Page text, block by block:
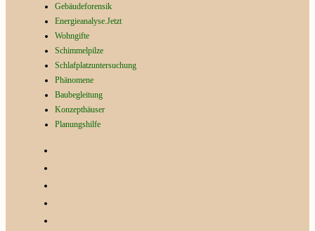
Gebäudeforensik
Energieanalyse.Jetzt
Wohngifte
Schimmelpilze
Schlafplatzuntersuchung
Phänomene
Baubegleitung
Konzepthäuser
Planungshilfe